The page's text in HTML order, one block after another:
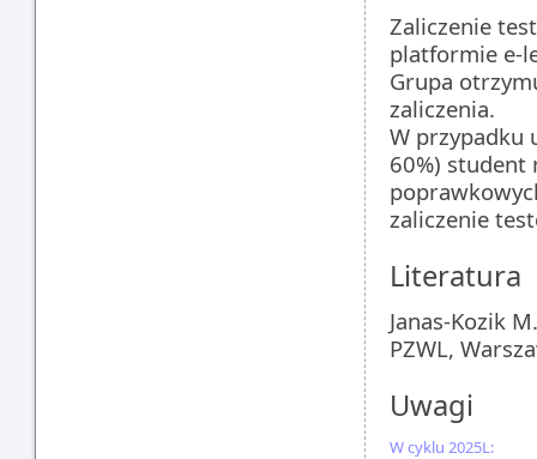
Zaliczenie
platformie e-
Grupa
zaliczenia.
W przypadku
60%) student
zaliczenie
Literatura
Janas-Kozik
PZWL,
Uwagi
W cyklu 2025L: